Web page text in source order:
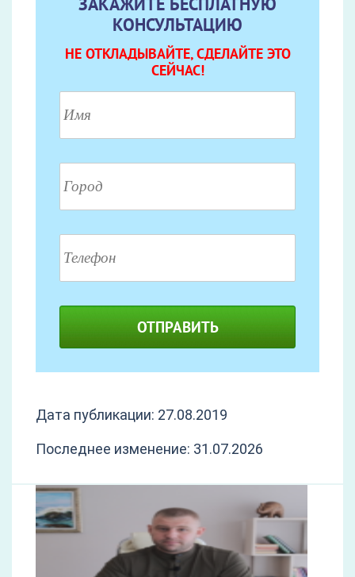
ЗАКАЖИТЕ БЕСПЛАТНУЮ
КОНСУЛЬТАЦИЮ
НЕ ОТКЛАДЫВАЙТЕ, СДЕЛАЙТЕ ЭТО
СЕЙЧАС!
ОТПРАВИТЬ
Дата публикации: 27.08.2019
Последнее изменение: 31.07.2026